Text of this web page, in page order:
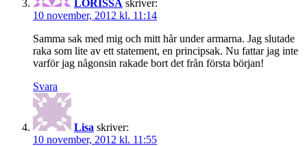
LORISSA skriver:
10 november, 2012 kl. 11:14
Samma sak med mig och mitt hår under armarna. Jag slutade
raka som lite av ett statement, en principsak. Nu fattar jag inte
varför jag någonsin rakade bort det från första början!
Svara
Lisa skriver:
10 november, 2012 kl. 11:55